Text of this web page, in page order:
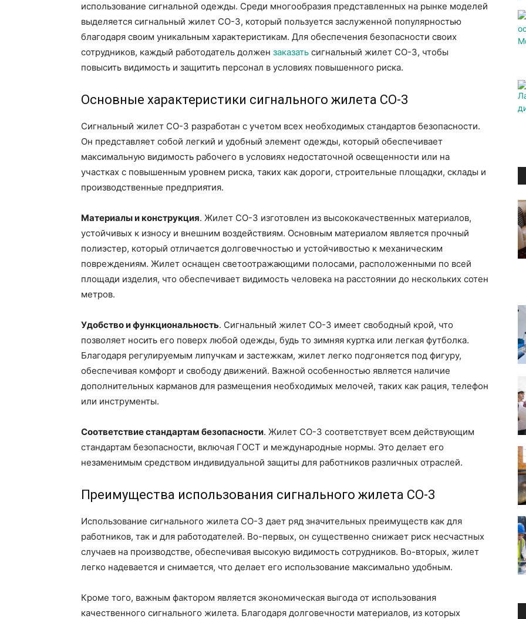
использование сигнальной одежды. Среди многообразия представленных на рынке моделей
выделяется сигнальный жилет СО-3, который пользуется заслуженной популярностью
благодаря своим уникальным характеристикам. Для обеспечения безопасности своих
сотрудников, каждый работодатель должен заказать сигнальный жилет СО-3, чтобы
повысить видимость и защитить персонал в условиях повышенного риска.
Основные характеристики сигнального жилета СО-3
Сигнальный жилет СО-3 разработан с учетом всех необходимых стандартов безопасности.
Он представляет собой легкий и удобный элемент одежды, который обеспечивает
максимальную видимость рабочего в условиях недостаточной освещенности или на
участках с повышенным уровнем риска, таких как дороги, строительные площадки, склады и
производственные предприятия.
Материалы и конструкция. Жилет СО-3 изготовлен из высококачественных материалов,
устойчивых к износу и внешним воздействиям. Основным материалом является прочный
полиэстер, который отличается долговечностью и устойчивостью к механическим
повреждениям. Жилет оснащен светоотражающими полосами, расположенными по всей
площади изделия, что обеспечивает видимость человека на расстоянии до нескольких сотен
метров.
Удобство и функциональность. Сигнальный жилет СО-3 имеет свободный крой, что
позволяет носить его поверх любой одежды, будь то зимняя куртка или легкая футболка.
Благодаря регулируемым липучкам и застежкам, жилет легко подгоняется под фигуру,
обеспечивая комфорт и свободу движений. Важной особенностью является наличие
дополнительных карманов для размещения необходимых мелочей, таких как рация, телефон
или инструменты.
Соответствие стандартам безопасности. Жилет СО-3 соответствует всем действующим
стандартам безопасности, включая ГОСТ и международные нормы. Это делает его
незаменимым средством индивидуальной защиты для работников различных отраслей.
Преимущества использования сигнального жилета СО-3
Использование сигнального жилета СО-3 дает ряд значительных преимуществ как для
работников, так и для работодателей. Во-первых, он существенно снижает риск несчастных
случаев на производстве, обеспечивая высокую видимость сотрудников. Во-вторых, жилет
легко надевается и снимается, что делает его использование максимально удобным.
Кроме того, важным фактором является экономическая выгода от использования
качественного сигнального жилета. Благодаря долговечности материалов, из которых